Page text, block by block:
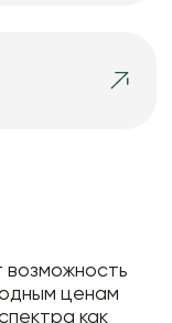
возможность
ценам
как